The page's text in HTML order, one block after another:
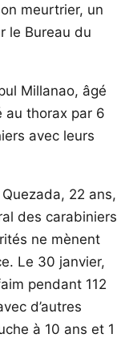
meurtrier, un
le Bureau du
Millanao, âgé
au thorax par 6
avec leurs
22 ans,
des carabiniers
ne mènent
Le 30 janvier,
pendant 112
d’autres
à 10 ans et 1